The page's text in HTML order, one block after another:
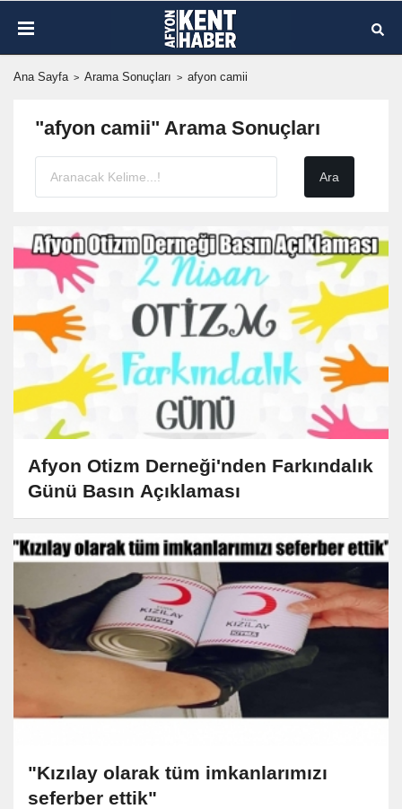
Ana Sayfa Arama Sonuçları afyon camii
"afyon camii" Arama Sonuçları
Afyon Otizm Derneği'nden Farkındalık
Günü Basın Açıklaması
"Kızılay olarak tüm imkanlarımızı
seferber ettik"